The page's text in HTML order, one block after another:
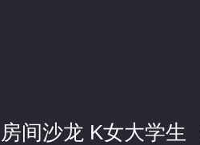
房间沙龙 K女大学生